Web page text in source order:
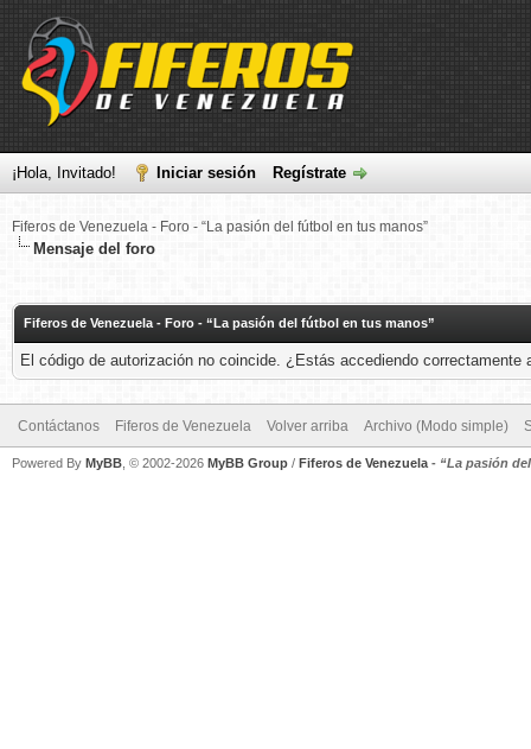
¡Hola, Invitado! Iniciar sesión Regístrate
Fiferos de Venezuela - Foro - “La pasión del fútbol en tus manos”
Mensaje del foro
Fiferos de Venezuela - Foro - “La pasión del fútbol en tus manos”
El código de autorización no coincide. ¿Estás accediendo
Contáctanos Fiferos de Venezuela Volver arriba Archivo (Modo simple)
Powered By MyBB , © 2002-2026 MyBB Group / Fiferos de Venezuela - “La pasión